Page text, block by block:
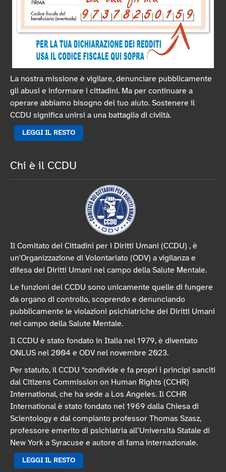
La nostra missione è vigilare, denunciare pubblicamente
gli abusi e informare i cittadini. Ma per continuare a
operare abbiamo bisogno del tuo aiuto. Sostenere il
CCDU significa unirsi a una battaglia di civiltà.
LEGGI IL RESTO
Chi è il CCDU
Il Comitato dei Cittadini per i Diritti Umani (CCDU) , è
un'Organizzazione di Volontariato (ODV) a vigilanza e
difesa dei Diritti Umani nel campo della Salute Mentale.
Le funzioni del CCDU sono unicamente quelle di fungere
da organo di controllo, scoprendo e denunciando
pubblicamente le violazioni psichiatriche dei Diritti Umani
nel campo della Salute Mentale.
Il CCDU è stato fondato in Italia nel 1979, è diventato
ONLUS nel 2004 e ODV nel novembre 2023.
Per statuto, il CCDU “condivide e fa propri i principi sanciti
dal Citizens Commission on Human Rights (CCHR)
International, che ha sede a Los Angeles. Il CCHR
International è stato fondato nel 1969 dalla Chiesa di
Scientology e dal compianto professor Thomas Szasz,
professore emerito di psichiatria all’Università Statale di
New York a Syracuse e autore di fama internazionale.
LEGGI IL RESTO